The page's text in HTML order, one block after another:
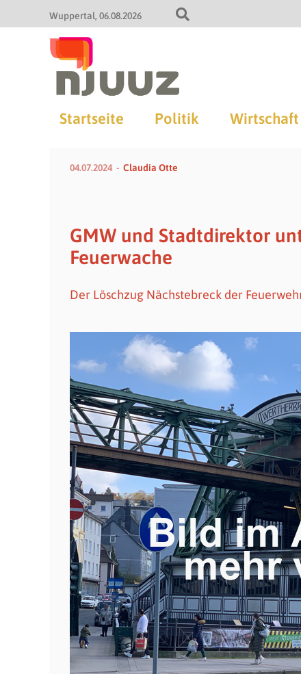
Wuppertal 06.08.2026
Startseite Politik Wirtschaft
04.07.2024 Claudia Otte
GMW und Stadtdirektor
Feuerwache
Der Löschzug Nächstebreck der